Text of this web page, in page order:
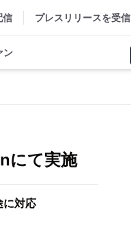
信 プレスリリースを受信
ン
にて実施
に対応